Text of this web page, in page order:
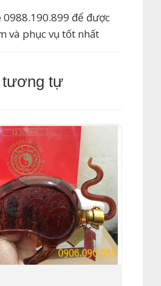
để được
và phục vụ tốt nhất
tương tự